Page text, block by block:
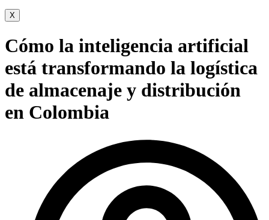
X
Cómo la inteligencia artificial
está transformando la logística
de almacenaje y distribución
en Colombia